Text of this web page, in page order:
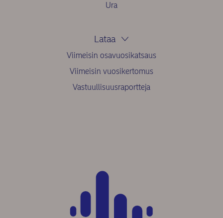
Ura
Lataa
Viimeisin osavuosikatsaus
Viimeisin vuosikertomus
Vastuullisuusraportteja